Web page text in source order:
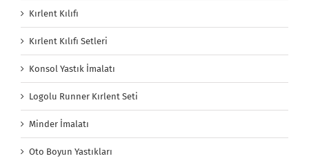
Kırlent Kılıfı
Kırlent Kılıfı Setleri
Konsol Yastık İmalatı
Logolu Runner Kırlent Seti
Minder İmalatı
Oto Boyun Yastıkları